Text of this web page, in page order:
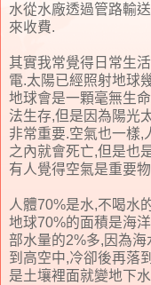
水從水廠透過管路輸
來收費.
其實我常覺得日常生
電.太陽已經照射地球
地球會是一顆毫無生
法生存,但是因為陽光
非常重要.空氣也一樣,
之內就會死亡,但是也
有人覺得空氣是重要
人體70%是水,不喝水
地球70%的面積是海
部水量的2%多,因為
到高空中,冷卻後再落
是土壤裡面就變地下